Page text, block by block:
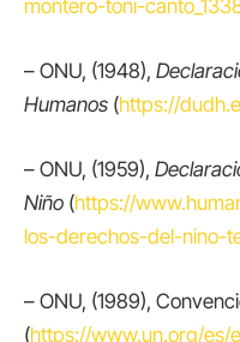
montero-toni-
– ONU, (1948),
Humanos (https://
– ONU, (1959),
Niño (https://
los-derechos-del-nino-
– ONU, (1989),
(https://www.un.org/es/